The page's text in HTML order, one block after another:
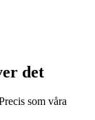
det
som våra